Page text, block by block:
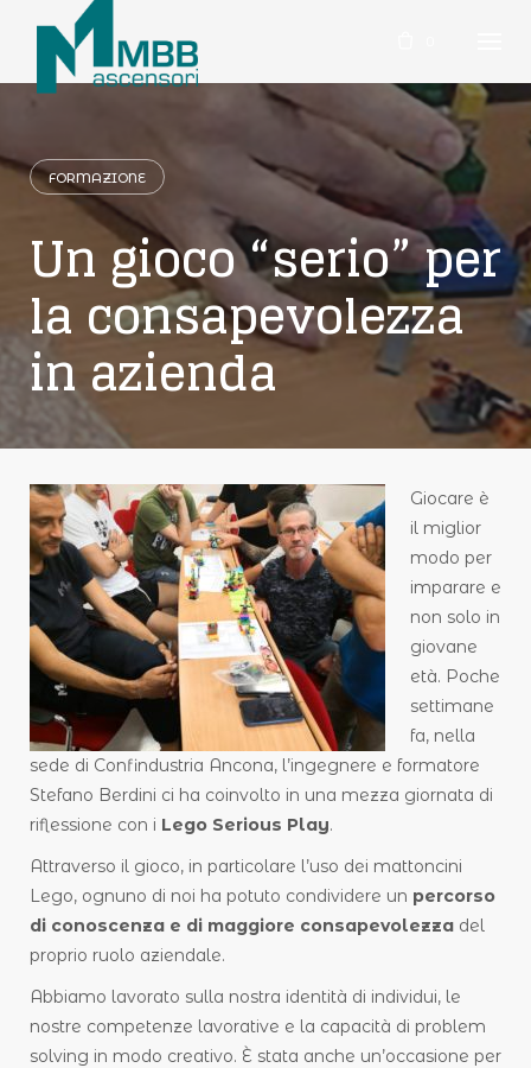
content
FORMAZIONE
Un gioco “serio” per
la consapevolezza
in azienda
Giocare è
il miglior
modo per
imparare e
non solo in
giovane
età. Poche
settimane
fa, nella
sede di Confindustria Ancona, l’ingegnere e formatore
Stefano Berdini ci ha coinvolto in una mezza giornata di
riflessione con i Lego Serious Play.
Attraverso il gioco, in particolare l’uso dei mattoncini
Lego, ognuno di noi ha potuto condividere un percorso
di conoscenza e di maggiore consapevolezza del
proprio ruolo aziendale.
Abbiamo lavorato sulla nostra identità di individui, le
nostre competenze lavorative e la capacità di problem
solving in modo creativo. È stata anche un’occasione per